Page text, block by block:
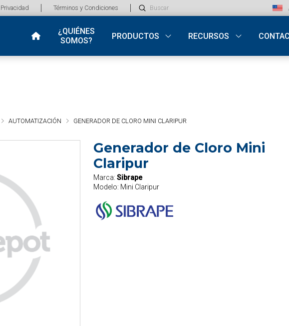
Términos y Condiciones
Search
Submit
¿QUIÉNES
SOMOS?
PRODUCTOS RECURSOS
AUTOMATIZACIÓN GENERADOR DE CLORO MINI CLARIPUR
Generador de Cloro Mini
Claripur
Marca: Sibrape
Modelo: Mini Claripur